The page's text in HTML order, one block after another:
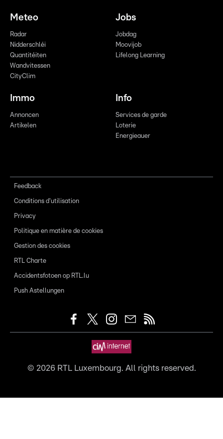
Meteo
Radar
Nidderschléi
Quantitéiten
Wandvitessen
CityClim
Jobs
Jobdag
Moovijob
Lifelong Learning
Immo
Annoncen
Artikelen
Info
Services de garde
Loterie
Energieauer
Feedback
Conditions d'utilisation
Privacy
Politique en matière de cookies
Gestion des cookies
RTL Charte
Accidentsfotoen op RTL.lu
Push Astellungen
© 2026RTL Luxembourg. All rights reserved.